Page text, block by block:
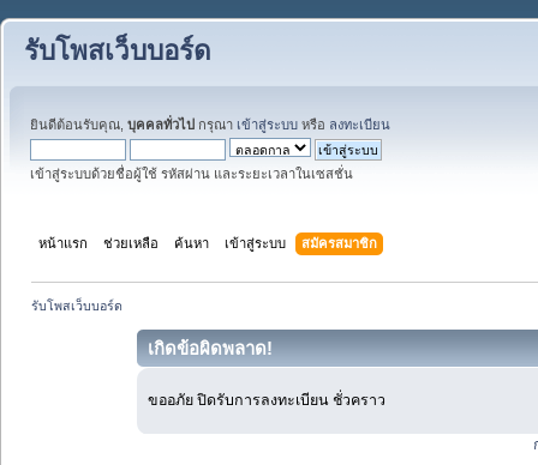
รับโพสเว็บบอร์ด
ยินดีต้อนรับคุณ, บุคคลทั่วไป กรุณา เข้าสู่ระบบ หรือ ลงทะเบียน
เข้าสู่ระบบด้วยชื่อผู้ใช้ รหัสผ่าน และระยะเวลาในเซสชั่น
หน้าแรก ช่วยเหลือ ค้นหา เข้าสู่ระบบ สมัครสมาชิก
รับโพสเว็บบอร์ด
เกิดข้อผิดพลาด!
ขออภัย ปิดรับการลงทะเบียน ชั่วคราว